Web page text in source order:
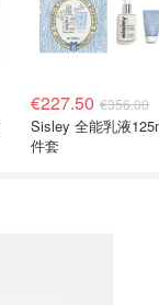
€227.50 €356.00
Sisley 全能乳液
件套